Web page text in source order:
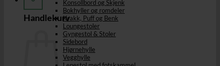
Handlekurv
Konsollbord og Skjenk
Bokhyller og romdeler
Krakk, Puff og Benk
Loungestoler
Gyngestol & Stoler
Sidebord
Hjørnehylle
Vegghylle